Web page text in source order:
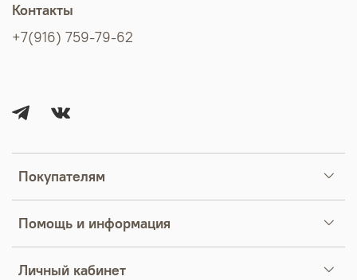
Покупателям
Помощь и информация
Личный кабинет
Контакты
+7(916) 759-79-62